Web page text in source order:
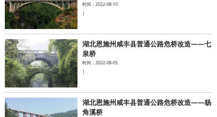
时间：2022-08-10
|
湖北恩施州咸丰县普通公路危桥改造——七
泉桥
时间：2022-08-05
|
湖北恩施州咸丰县普通公路危桥改造——杨
角溪桥